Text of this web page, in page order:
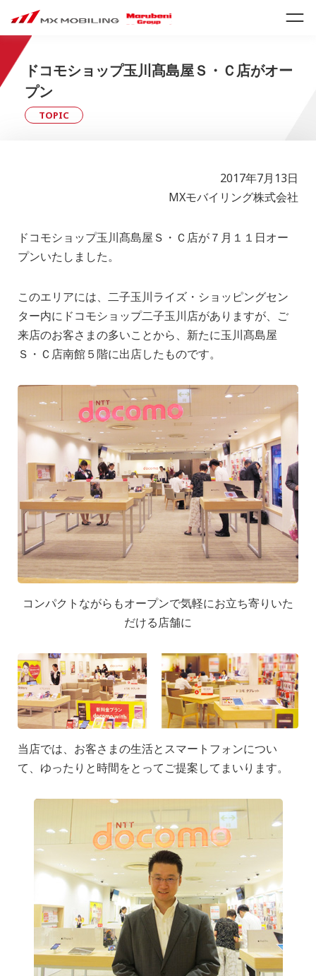
ドコモショップ玉川髙島屋Ｓ・Ｃ店がオー
プン
TOPIC
2017年7月13日
MXモバイリング株式会社
ドコモショップ玉川髙島屋Ｓ・Ｃ店が７月１１日オー
プンいたしました。
このエリアには、二子玉川ライズ・ショッピングセン
ター内にドコモショップ二子玉川店がありますが、ご
来店のお客さまの多いことから、新たに玉川髙島屋
Ｓ・Ｃ店南館５階に出店したものです。
コンパクトながらもオープンで気軽にお立ち寄りいた
だける店舗に
当店では、お客さまの生活とスマートフォンについ
て、ゆったりと時間をとってご提案してまいります。